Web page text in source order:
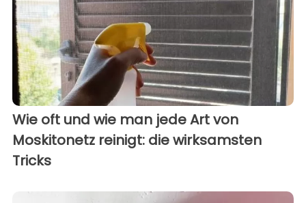
Wie oft und wie man jede Art von
Moskitonetz reinigt: die wirksamsten
Tricks